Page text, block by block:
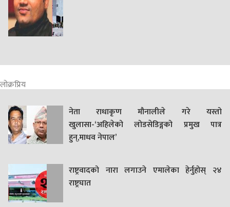
लोक्रप्रिय
नेता राधाकृण मौनालीले गरे यस्तो
खुलासा-‘अहिलेको लोडसेडिङ्गको प्रमुख पात्र
हुन्,माधव नेपाल’
राष्ट्रवादको नारा लगाउने एमालेका हेर्नुहोस् २४
राष्ट्रघात